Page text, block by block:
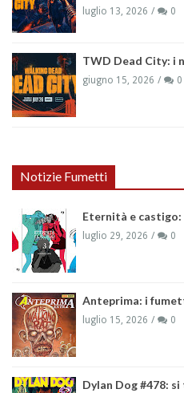
luglio 13, 2026 0
TWD Dead City: i
giugno 15, 2026 0
Notizie Fumetti
Eternità e castigo:
luglio 29, 2026 0
Anteprima: i
luglio 15, 2026 0
Dylan Dog #478: